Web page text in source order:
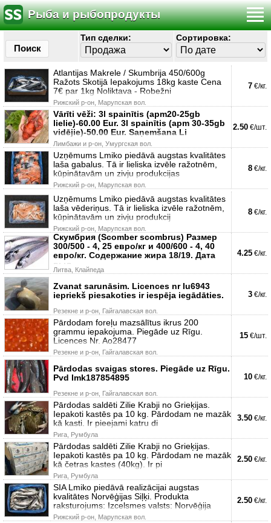
Рыба и рыбопродукты
Поиск
Тип сделки: Сортировка:
Atlantijas Makrele / Skumbrija 450/600g
Ražots Skotijā Iepakojums 18kg kaste Cena
7€ par 1kg Noliktava - Robežni
Рижский р-он, Марупская вол.
7 €/кг.
Vārīti vēži: 3l spainītis (apm20-25gb
lielie)-60.00 Eur. 3l spainītis (apm 30-35gb
vidējie)-50.00 Eur. Saņemšana Li
Лимбажи и р-он, Умургская вол.
2.50 €/шт.
Uzņēmums Lmiko piedāvā augstas kvalitātes
laša gabalus. Tā ir lieliska izvēle ražotnēm,
kūpinātavām un zivju produkcijas
Рижский р-он, Марупская вол.
8 €/кг.
Uzņēmums Lmiko piedāvā augstas kvalitātes
laša vēderiņus. Tā ir lieliska izvēle ražotnēm,
kūpinātavām un zivju produkcij
Рижский р-он, Марупская вол.
8 €/кг.
Скумбрия (Scomber scombrus) Размер
300/500 - 4, 25 евро/кг и 400/600 - 4, 40
евро/кг. Содержание жира 18/19. Дата
выл
Литва, Клайпеда
4.25 €/кг.
Zvanat sarunāsim. Licences nr Iu6943
iepriekš piesakoties ir iespēja iegādāties.
Резекне и р-он, Гайгалавская вол.
3 €/кг.
Pārdodam foreļu mazsālītus ikrus 200
grammu iepakojuma. Piegāde uz Rīgu.
Licences Nr. Ao28477
Резекне и р-он, Гайгалавская вол.
15 €/шт.
Pārdodas svaigas stores. Piegāde uz Rīgu.
Pvd Imk187854895
Резекне и р-он, Гайгалавская вол.
10 €/кг.
Pārdodas saldēti Zilie Krabji no Grieķijas.
Iepakoti kastēs pa 10 kg. Pārdodam ne mazāk
kā kasti. Ir pieejami katru di
Рига, Румбула
3.50 €/кг.
Pārdodas saldēti Zilie Krabji no Grieķijas.
Iepakoti kastēs pa 10 kg. Pārdodam ne mazāk
kā četras kastes (40kg). Ir pi
Рига, Румбула
2.50 €/кг.
SIA Lmiko piedāvā realizācijai augstas
kvalitātes Norvēģijas Siļķi. Produkta
raksturojums: Izcelsmes valsts: Norvēģija
Рижский р-он, Марупская вол.
2.50 €/кг.